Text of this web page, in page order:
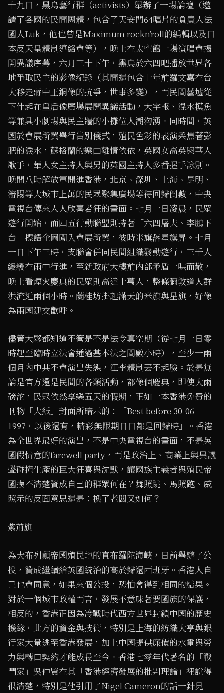
十九日，黑鳥藝行群（activists）舉辦了一場論壇（邀
請了各國的民間團體，包含了天安門64唱片的負責人法
國人Luk，他也曾是Maximum rockn’roll的編輯以及日
本反天皇體制連絡會等），晚上在太空館一場演唱會揭
開異議序幕，六月三十下午，黑鳥於六四吧播放世界各
地爭取民主的影像紀錄（其間還包含十年前羅文嘉在台
大移走蔣中正銅像的抗爭，世事多變），而民間藝墟從
下什起在皇后像廣場展開異議活動，大字報、混水摸魚
等兼具小劇場與民主牆的小攤位人潮洶湧。同時間，英
國於會展新翼舉行告別儀式，殖民色彩的表演柔焦著彭
肥的淚水，蘇格蘭的樂曲離情依依，英國女高英與華人
歌手，華人女主持人與男的英國主持人多番握手詠別。
晚間八時解放軍開進香港，北京、深圳、上海、昆明、
瀋陽等大城市上萬的民眾聚集廣場等待回歸倒數，中央
電視台傳來人人欣喜若狂的畫面。七月一日凌晨，民眾
遊行開始，而四五行動聯盟則持著「六四屠夫、李鵬下
台」標語企圖闖入會展新翼，彼時米旗落星旗昇。七月
一日下午三時，支聯會併同民間組織發動遊行，三千人
緩緩在雨中行進，至新政府大樓前內部矛盾一哄而散，
晚上看煙火慶典的民眾則高達十萬人，整條彌敦道人群
洪流近兩個小時。蘭桂坊掛起滿天的米旗與星旗，好像
為兩國建交歡呼。
儘管大夥都知道不管是不是法令真空期（從七月一日零
時起至臨時立法會通過基本法之間數小時），至少一兩
個月內中共不會演出失態，江李體制丟不起臉。於是無
論是官方還是民間的各類活動，都像個慶典，即使大雨
磅沱，民眾依然享樂五天的假期，正如一本香港免費的
刊物「大紙」封面所暗示的：「Best before 30-06-
1997，以後還有，精彩無限期日日都是回歸時」。香港
為全世界最好的演出，不是中央電視台的畫面，不是英
國假情意的farewell party，而是政治上、商業上與異議
聲碰撞生產的巨大狂喜與沈默，讓國族主義者與殖民帝
國摸不清楚贊成自己的群眾何在？舞照跳、馬照跑、威
照示的反面意思還是：換了老闆又如何？
紫荊旗
為大布列顛帝國殖民地的直布羅陀海峽，日前舉辦了公
投，贊成繼續給英國統治的高於歸還西班牙。香港人自
己也會同意，如果來個公投，恐怕會得到相同的結果。
對於一個城市政權而言，發展不意味著要國族的保護，
相反的，香港正因為冷戰時代西方世界封鎖中國的歷史
機緣，北方的資金與技術，特別是上海的紡織大亨與銀
行家大量逃至香港發展，加上中國提供廉價的水電與勞
力與轉口契約才能成長至今。香港七零年代著名的「戰
鬥家」吳仲賢在其「香港經濟發展的批判理論」裡說得
很清楚，特別是他引用了Nigel Cameron的話一針見